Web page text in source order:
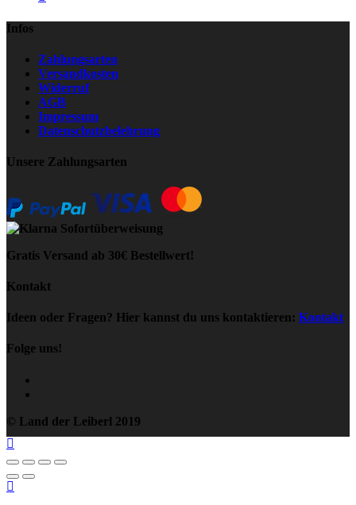
Infos
Zahlungsarten
Versandkosten
Widerruf
AGB
Impressum
Datenschutzbelehrung
Unsere Zahlungsarten
Gratis Versand ab 30€ Bestellwert!
Kontakt
Ideen oder Fragen? Hier kannst du uns kontaktieren: Kontakt
Folge uns!
© Land der Leiberl 2019